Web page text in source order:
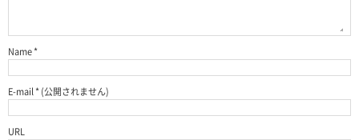
Name*
E-mail*(公開されません)
URL